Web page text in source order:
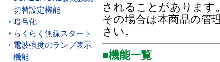
切替設定機能
暗号化
らくらく無線スタート
電波強度のランプ表示
機能
されることがあります
その場合は本商品の管
さい。
■機能一覧